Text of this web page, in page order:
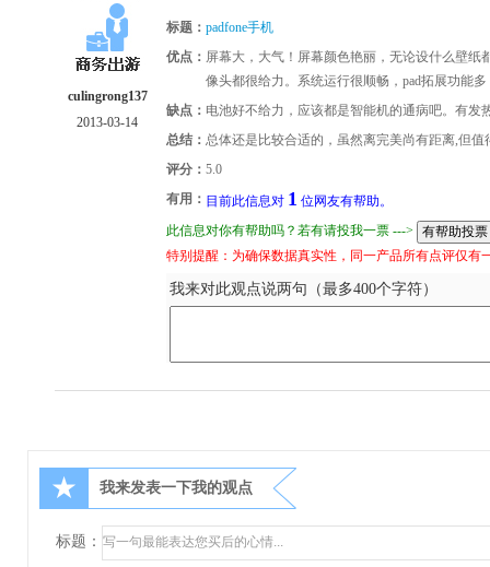
culingrong137
2013-03-14
标题： padfone手机
优点： 屏幕大，大气！屏幕颜色艳丽，无论设什么壁
像头都很给力。系统运行很顺畅，pad拓展功能
缺点： 电池好不给力，应该都是智能机的通病吧。有发
总结： 总体还是比较合适的，虽然离完美尚有距离,但值
评分： 5.0
有用： 目前此信息对 1 位网友有帮助。
此信息对你有帮助吗？若有请投我一票 --->
特别提醒：为确保数据真实性，同一产品所有点评仅有
我来对此观点说两句（最多400个字符）
★ 我来发表一下我的观点
标题：